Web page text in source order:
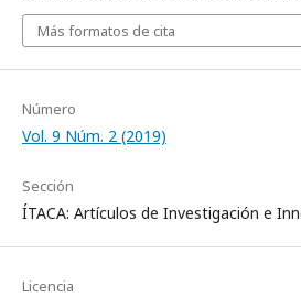
Más formatos de cita
Número
Vol. 9 Núm. 2 (2019)
Sección
ÍTACA: Artículos de Investigación e
Licencia